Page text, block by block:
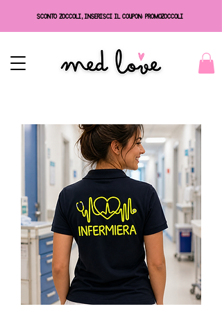
SCONTO ZOCCOLI, INSERISCI IL COUPON: PROMOZOCCOLI